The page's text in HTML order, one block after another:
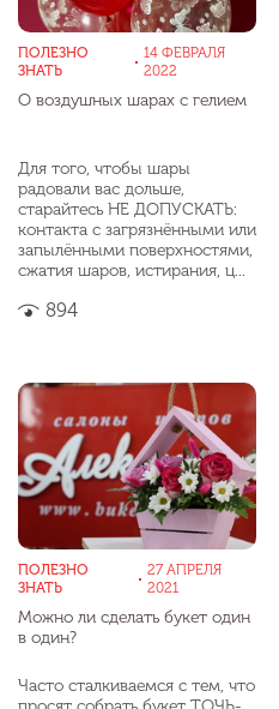
ПОЛЕЗНО
ЗНАТЬ
14 ФЕВРАЛЯ
2022
О воздушных шарах с гелием
Для того, чтобы шары
радовали вас дольше,
старайтесь НЕ ДОПУСКАТЬ:
контакта с загрязнёнными или
запылёнными поверхностями,
сжатия шаров, истирания, ц...
894
ПОЛЕЗНО
ЗНАТЬ
27 АПРЕЛЯ
2021
Можно ли сделать букет один
в один?
Часто сталкиваемся с тем, что